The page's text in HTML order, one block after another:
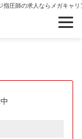
指圧師の求人ならメガキャリ